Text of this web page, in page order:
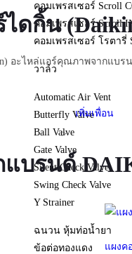
คอมเพรสเซอร์ Scroll
คอมเพรสเซอร์ Scroll
คอมเพรสเซอร์ โรตารี่
วาล์ว
Automatic Air Vent
Butterfly Valve
Ball Valve
Gate Valve
Silent Check Valve
Swing Check Valve
Y Strainer
ฉนวน หุ้มท่อน้ำยา
ข้อต่อทองแดง
ไดกิ้น
อะไหล่แอร์คุณภาพจากแบ
เพิ่มเพื่อน
>
แบรนด์
แผงค